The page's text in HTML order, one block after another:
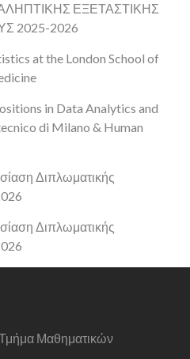
ΕΞΕΤΑΣΤΙΚΗΣ
2025-2026
at the London School of
in Data Analytics and
di Milano & Human
Διπλωματικής
Διπλωματικής
Τμήμα Μαθηματικών